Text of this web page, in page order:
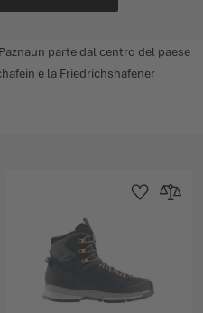
parte dal centro del paese
e la Friedrichshafener
dei Desideri
al confronto Aggiungi alla